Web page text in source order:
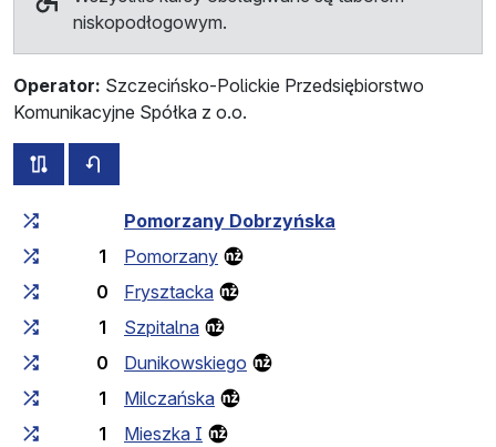
niskopodłogowym.
Operator: Szczecińsko-Polickie Przedsiębiorstwo
Komunikacyjne Spółka z o.o.
wszystkie trasy tej linii
Czas przejazdu narastająco Czas przejazdu między
Pomorzany Dobrzyńska
1
Pomorzany
0
Frysztacka
1
Szpitalna
0
Dunikowskiego
1
Milczańska
1
Mieszka I